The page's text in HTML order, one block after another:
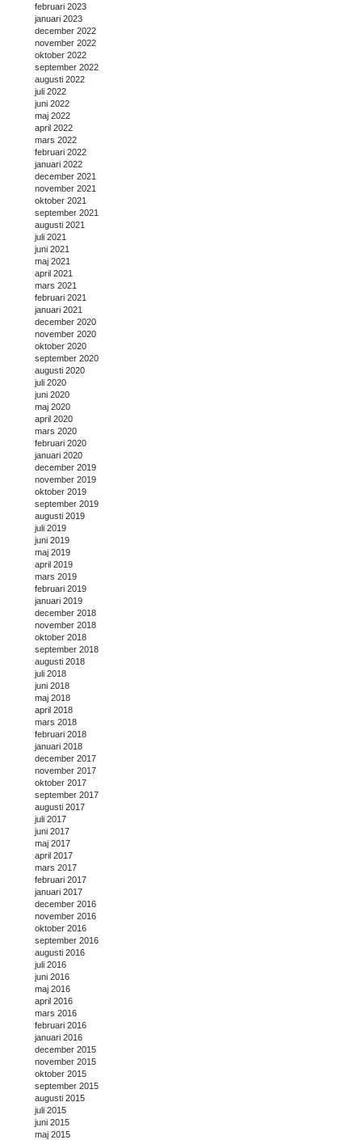
februari 2023
januari 2023
december 2022
november 2022
oktober 2022
september 2022
augusti 2022
juli 2022
juni 2022
maj 2022
april 2022
mars 2022
februari 2022
januari 2022
december 2021
november 2021
oktober 2021
september 2021
augusti 2021
juli 2021
juni 2021
maj 2021
april 2021
mars 2021
februari 2021
januari 2021
december 2020
november 2020
oktober 2020
september 2020
augusti 2020
juli 2020
juni 2020
maj 2020
april 2020
mars 2020
februari 2020
januari 2020
december 2019
november 2019
oktober 2019
september 2019
augusti 2019
juli 2019
juni 2019
maj 2019
april 2019
mars 2019
februari 2019
januari 2019
december 2018
november 2018
oktober 2018
september 2018
augusti 2018
juli 2018
juni 2018
maj 2018
april 2018
mars 2018
februari 2018
januari 2018
december 2017
november 2017
oktober 2017
september 2017
augusti 2017
juli 2017
juni 2017
maj 2017
april 2017
mars 2017
februari 2017
januari 2017
december 2016
november 2016
oktober 2016
september 2016
augusti 2016
juli 2016
juni 2016
maj 2016
april 2016
mars 2016
februari 2016
januari 2016
december 2015
november 2015
oktober 2015
september 2015
augusti 2015
juli 2015
juni 2015
maj 2015